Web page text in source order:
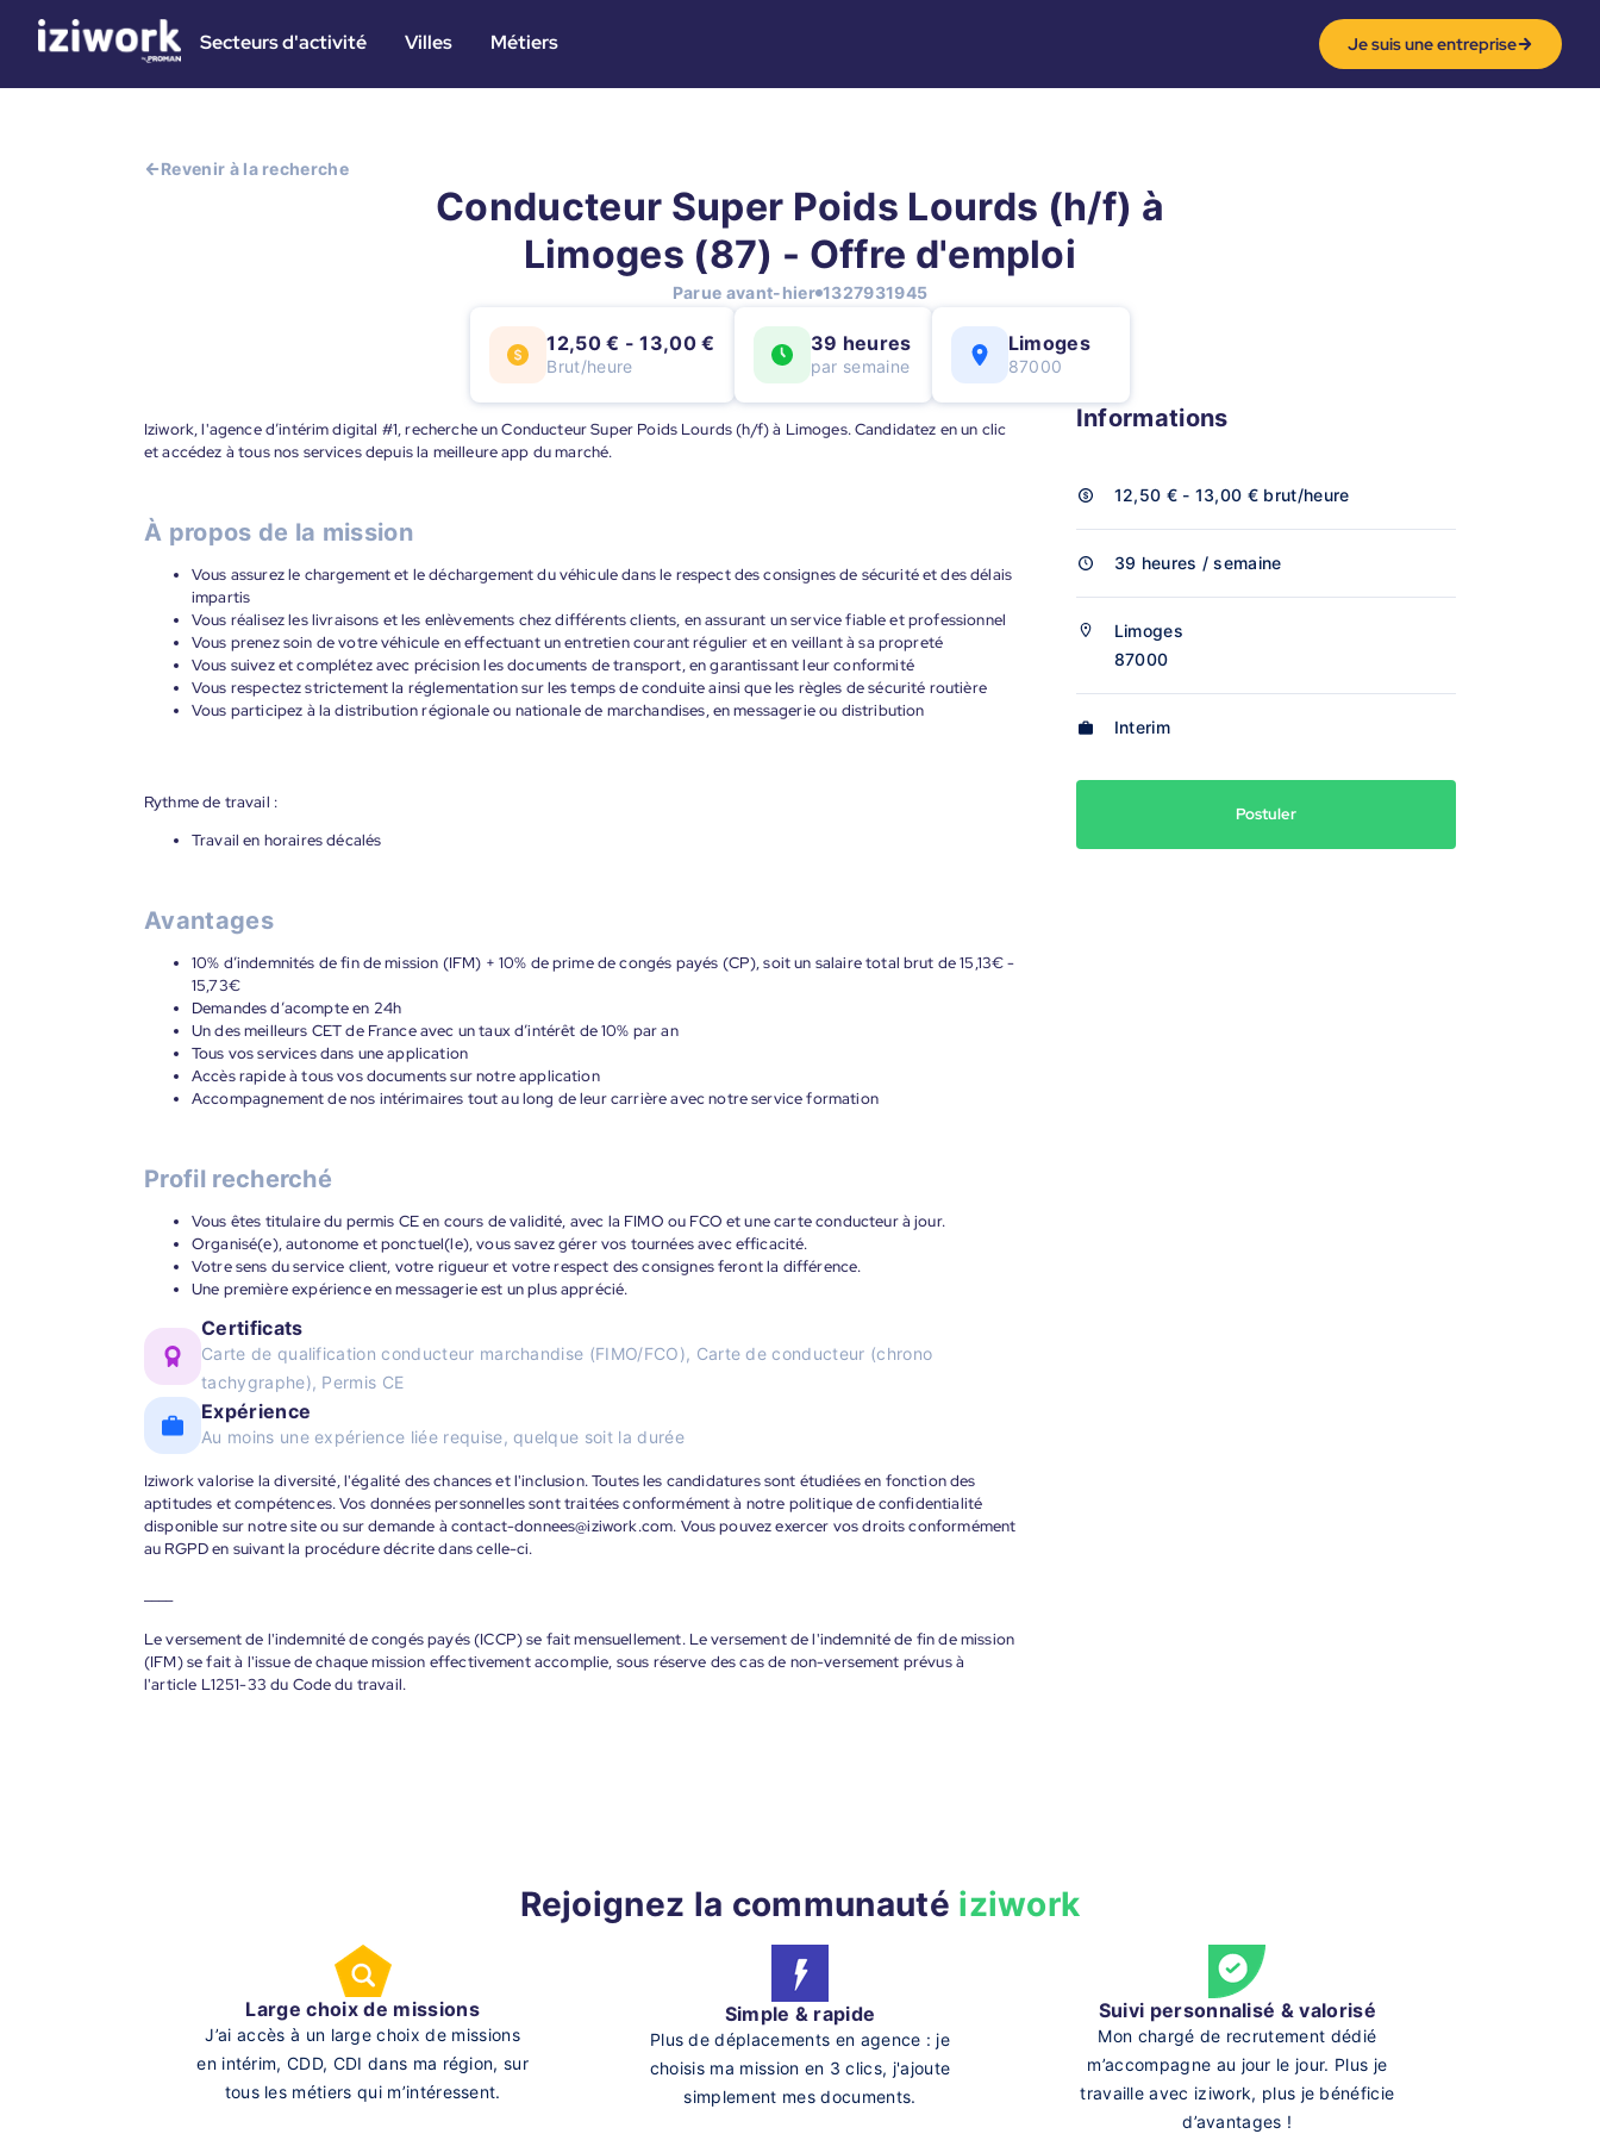
Secteurs d'activité Villes Métiers Je suis une entreprise
Revenir à la recherche
Conducteur Super Poids Lourds (h/f) à
Limoges (87) - Offre d'emploi
Parue avant-hier 1327931945
12,50 € - 13,00 €
Brut/heure
39 heures
par semaine
Limoges
87000
Iziwork, l'agence d’intérim digital #1, recherche un Conducteur Super Poids Lourds (h/f) à Limoges. Candidatez en un clic
et accédez à tous nos services depuis la meilleure app du marché.
À propos de la mission
Vous assurez le chargement et le déchargement du véhicule dans le respect des consignes de sécurité et des délais
impartis
Vous réalisez les livraisons et les enlèvements chez différents clients, en assurant un service fiable et professionnel
Vous prenez soin de votre véhicule en effectuant un entretien courant régulier et en veillant à sa propreté
Vous suivez et complétez avec précision les documents de transport, en garantissant leur conformité
Vous respectez strictement la réglementation sur les temps de conduite ainsi que les règles de sécurité routière
Vous participez à la distribution régionale ou nationale de marchandises, en messagerie ou distribution
Rythme de travail :
Travail en horaires décalés
Avantages
10% d’indemnités de fin de mission (IFM) + 10% de prime de congés payés (CP), soit un salaire total brut de 15,13€ -
15,73€
Demandes d’acompte en 24h
Un des meilleurs CET de France avec un taux d’intérêt de 10% par an
Tous vos services dans une application
Accès rapide à tous vos documents sur notre application
Accompagnement de nos intérimaires tout au long de leur carrière avec notre service formation
Profil recherché
Vous êtes titulaire du permis CE en cours de validité, avec la FIMO ou FCO et une carte conducteur à jour.
Organisé(e), autonome et ponctuel(le), vous savez gérer vos tournées avec efficacité.
Votre sens du service client, votre rigueur et votre respect des consignes feront la différence.
Une première expérience en messagerie est un plus apprécié.
Certificats
Carte de qualification conducteur marchandise (FIMO/FCO), Carte de conducteur (chrono
tachygraphe), Permis CE
Expérience
Au moins une expérience liée requise, quelque soit la durée
Iziwork valorise la diversité, l'égalité des chances et l'inclusion. Toutes les candidatures sont étudiées en fonction des
aptitudes et compétences. Vos données personnelles sont traitées conformément à notre politique de confidentialité
disponible sur notre site ou sur demande à contact-donnees@iziwork.com. Vous pouvez exercer vos droits conformément
au RGPD en suivant la procédure décrite dans celle-ci.
Le versement de l'indemnité de congés payés (ICCP) se fait mensuellement. Le versement de l'indemnité de fin de mission
(IFM) se fait à l'issue de chaque mission effectivement accomplie, sous réserve des cas de non-versement prévus à
l'article L1251-33 du Code du travail.
Informations
12,50 € - 13,00 € brut/heure
39 heures / semaine
Limoges
87000
Interim
Postuler
Rejoignez la communauté iziwork
Large choix de missions
J’ai accès à un large choix de missions
en intérim, CDD, CDI dans ma région, sur
tous les métiers qui m’intéressent.
Simple & rapide
Plus de déplacements en agence : je
choisis ma mission en 3 clics, j'ajoute
simplement mes documents.
Suivi personnalisé & valorisé
Mon chargé de recrutement dédié
m’accompagne au jour le jour. Plus je
travaille avec iziwork, plus je bénéficie
d’avantages !